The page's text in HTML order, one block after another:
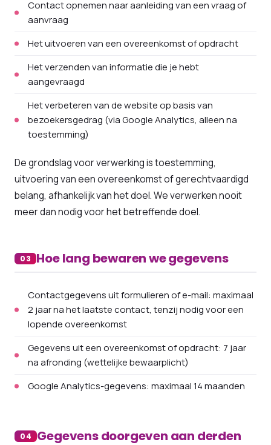
Contact opnemen naar aanleiding van een vraag of
aanvraag
Het uitvoeren van een overeenkomst of opdracht
Het verzenden van informatie die je hebt
aangevraagd
Het verbeteren van de website op basis van
bezoekersgedrag (via Google Analytics, alleen na
toestemming)
De grondslag voor verwerking is toestemming,
uitvoering van een overeenkomst of gerechtvaardigd
belang, afhankelijk van het doel. We verwerken nooit
meer dan nodig voor het betreffende doel.
03 Hoe lang bewaren we gegevens
Contactgegevens uit formulieren of e-mail: maximaal
2 jaar na het laatste contact, tenzij nodig voor een
lopende overeenkomst
Gegevens uit een overeenkomst of opdracht: 7 jaar
na afronding (wettelijke bewaarplicht)
Google Analytics-gegevens: maximaal 14 maanden
04 Gegevens doorgeven aan derden